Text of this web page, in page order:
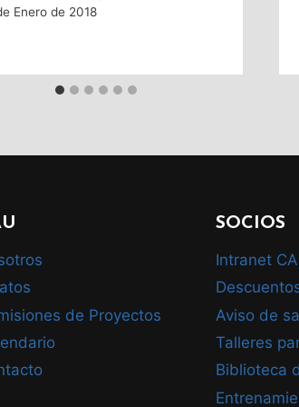
Enero de 2018
de Proyectos
SOCIOS
Intranet
Aviso de
Talleres
Biblioteca